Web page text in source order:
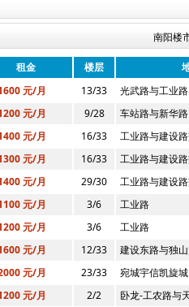
南阳楼
租金 楼层
元/月 13/33 光武路与工业路
元/月 9/28 车站路与新华路
元/月 16/33 工业路与建设
元/月 16/33 工业路与建设
元/月 29/30 工业路与建设
元/月 3/6 工业路
元/月 3/6 工业路
元/月 12/33 建设东路与独
元/月 23/33 宛城宇信凯旋城
元/月 2/2 卧龙-工农路与